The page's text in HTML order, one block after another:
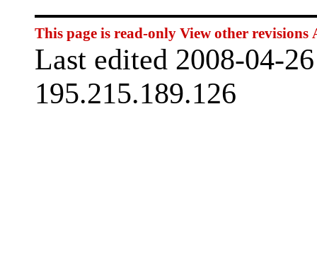
This page is read-only View other revisions
Last edited 2008-04-
195.215.189.126